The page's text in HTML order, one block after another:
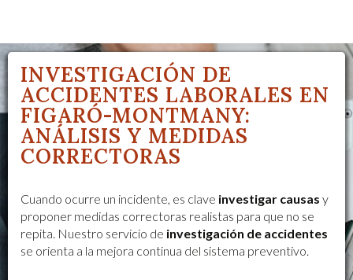
INVESTIGACIÓN DE
ACCIDENTES LABORALES EN
FIGARÓ-MONTMANY:
ANÁLISIS Y MEDIDAS
CORRECTORAS
Cuando ocurre un incidente, es clave investigar causas y
proponer medidas correctoras realistas para que no se
repita. Nuestro servicio de investigación de accidentes
se orienta a la mejora continua del sistema preventivo.